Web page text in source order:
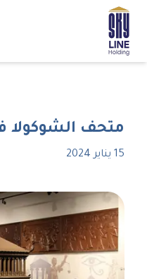
متحف الشوكولا
15 يناير 2024